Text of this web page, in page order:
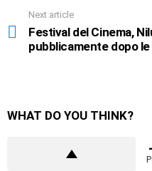
Next article
Festival del Cinema,
pubblicamente dopo
WHAT DO YOU THINK?